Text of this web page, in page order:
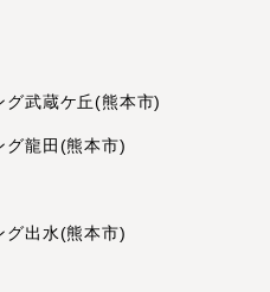
武蔵ケ丘(熊本市)
龍田(熊本市)
出水(熊本市)